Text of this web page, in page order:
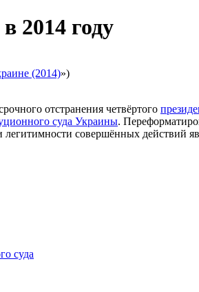
2014 году
(2014)»)
отстранения четвёртого
суда Украины.
легитимности совершённых
суда